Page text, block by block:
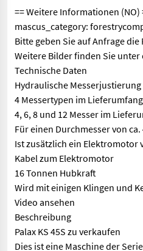
== Weitere Informationen (NO)
mascus_category:
Bitte geben Sie auf Anfrage
Weitere Bilder finden Sie
Technische Daten
Hydraulische Messerjustierung
4 Messertypen im
4, 6, 8 und 12 Messer im
Für einen Durchmesser von
Ist zusätzlich ein Elektromotor
Kabel zum Elektromotor
16 Tonnen Hubkraft
Wird mit einigen Klingen und
Video ansehen
Beschreibung
Palax KS 45S zu verkaufen
Dies ist eine Maschine der